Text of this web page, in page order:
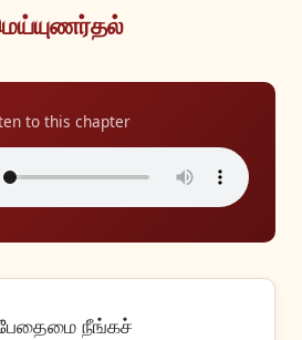
to this chapter
பேதைமை நீங்கச்